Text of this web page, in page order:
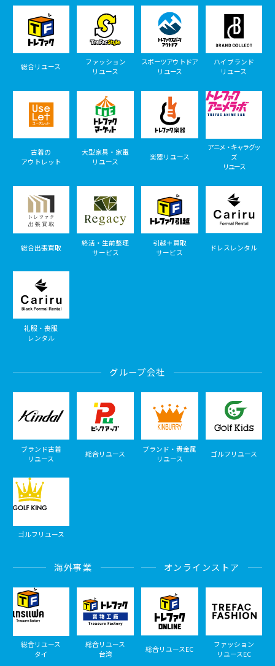
総合リユース
ファッション
リユース
スポーツアウトドア
リユース
ハイブランド
リユース
古着の
アウトレット
大型家具・家電
リユース
楽器リユース
アニメ・キャラグッ
ズ
リユース
総合出張買取
終活・生前整理
サービス
引越＋買取
サービス
ドレスレンタル
礼服・喪服
レンタル
グループ会社
ブランド古着
リユース
総合リユース
ブランド・貴金属
リユース
ゴルフリユース
ゴルフリユース
海外事業
総合リユース
タイ
総合リユース
台湾
オンラインストア
総合リユースEC
ファッション
リユースEC